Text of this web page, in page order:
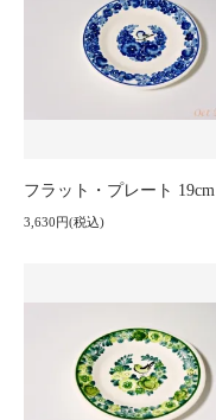
フラット・プレート 19cm
3,630円(税込)